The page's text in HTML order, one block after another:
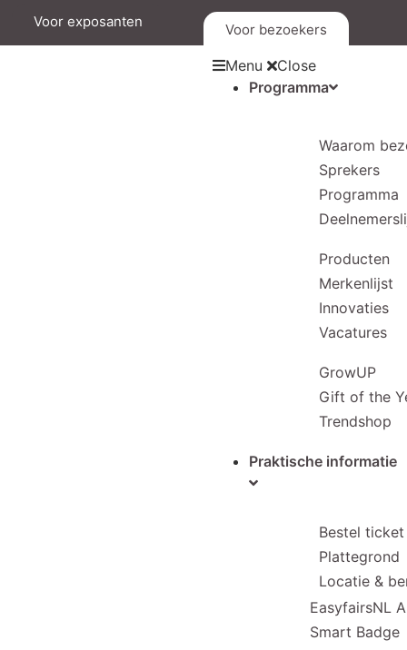
Voor exposanten Voor bezoekers
Menu
Close
Programma
Waarom
Sprekers
Programma
Producten
Merkenlijst
Innovaties
Vacatures
GrowUP
Gift of the
Trendshop
Praktische informatie
Bestel ticket
Plattegrond
Locatie &
EasyfairsNL
Smart Badge